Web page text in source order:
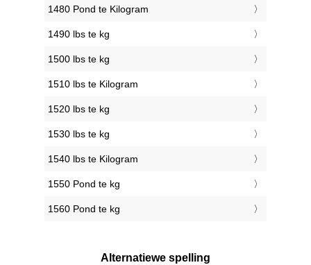
1480 Pond te Kilogram
1490 lbs te kg
1500 lbs te kg
1510 lbs te Kilogram
1520 lbs te kg
1530 lbs te kg
1540 lbs te Kilogram
1550 Pond te kg
1560 Pond te kg
Alternatiewe spelling